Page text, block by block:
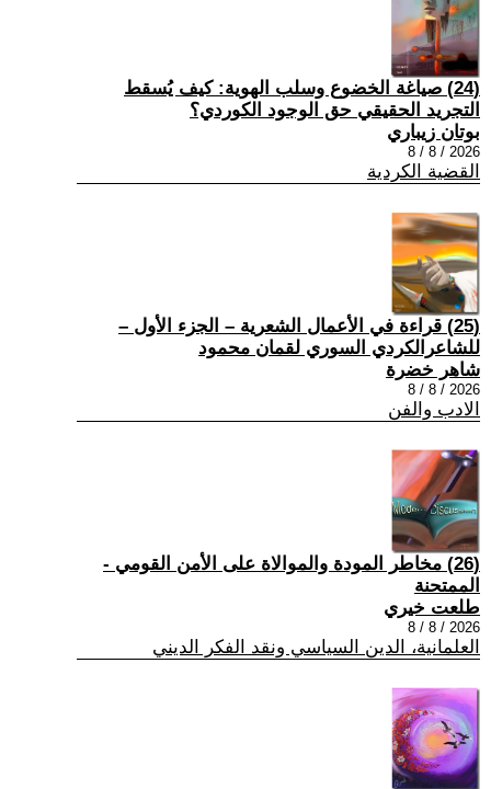
(24) صياغة الخضوع وسلب الهوية: كيف يُسقط
التجريد الحقيقي حق الوجود الكوردي؟
بوتان زيباري
2026 / 8 / 8
القضية الكردية
(25) قراءة في الأعمال الشعرية – الجزء الأول –
للشاعرالكردي السوري لقمان محمود
شاهر خضرة
2026 / 8 / 8
الادب والفن
(26) مخاطر المودة والموالاة على الأمن القومي -
الممتحنة
طلعت خيري
2026 / 8 / 8
العلمانية، الدين السياسي ونقد الفكر الديني